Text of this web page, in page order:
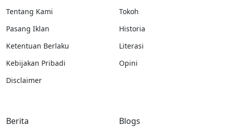
Tentang Kami
Pasang Iklan
Ketentuan Berlaku
Kebijakan Pribadi
Disclaimer
Tokoh
Historia
Literasi
Opini
Berita Blogs